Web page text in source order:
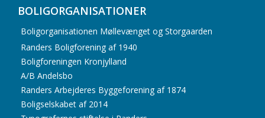
BOLIGORGANISATIONER
Boligorganisationen Møllevænget og Storgaarden
Randers Boligforening af 1940
Boligforeningen Kronjylland
A/B Andelsbo
Randers Arbejderes Byggeforening af 1874
Boligselskabet af 2014